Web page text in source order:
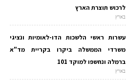
לרכוש תוצרת הארץ
בארץ
עשרות ראשי הלשכות הדו-לאומיות ונציגי
משרדי הממשלה ביקרו בקריית מד"א
ברמלה ונחשפו למוקד 101
בארץ